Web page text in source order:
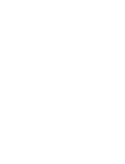
ferramentas